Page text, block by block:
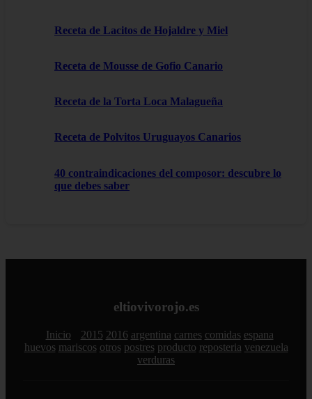
Receta de Lacitos de Hojaldre y Miel
Receta de Mousse de Gofio Canario
Receta de la Torta Loca Malagueña
Receta de Polvitos Uruguayos Canarios
40 contraindicaciones del composor: descubre lo
que debes saber
eltiovivorojo.es
Inicio 2015 2016 argentina carnes comidas espana
huevos mariscos otros postres producto reposteria venezuela
verduras